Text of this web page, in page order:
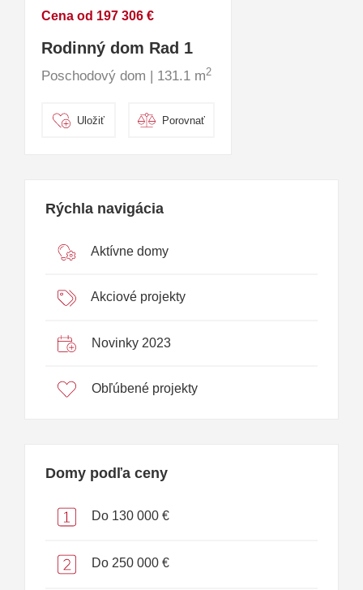
Cena od 197 306 €
Rodinný dom Rad 1
Poschodový dom | 131.1 m2
Uložiť Porovnať
Rýchla navigácia
Aktívne domy
Akciové projekty
Novinky 2023
Obľúbené projekty
Domy podľa ceny
Do 130 000 €
Do 250 000 €